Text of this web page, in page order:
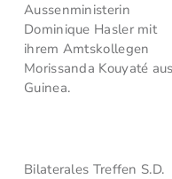
Aussenministerin
Dominique Hasler mit
ihrem Amtskollegen
Morissanda Kouyaté aus
Guinea.
Bilaterales Treffen S.D.